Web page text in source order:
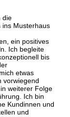
die
ins Musterhaus
ein positives
Ich begleite
bis
etwas
vorwiegend
weiterer Folge
Ich bin
Kundinnen und
und